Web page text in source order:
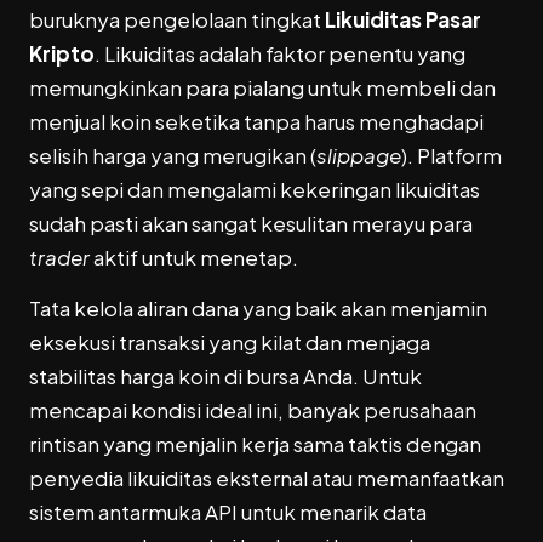
buruknya pengelolaan tingkat Likuiditas Pasar
Kripto. Likuiditas adalah faktor penentu yang
memungkinkan para pialang untuk membeli dan
menjual koin seketika tanpa harus menghadapi
selisih harga yang merugikan (slippage). Platform
yang sepi dan mengalami kekeringan likuiditas
sudah pasti akan sangat kesulitan merayu para
traderaktif untuk menetap.
Tata kelola aliran dana yang baik akan menjamin
eksekusi transaksi yang kilat dan menjaga
stabilitas harga koin di bursa Anda. Untuk
mencapai kondisi ideal ini, banyak perusahaan
rintisan yang menjalin kerja sama taktis dengan
penyedia likuiditas eksternal atau memanfaatkan
sistem antarmuka API untuk menarik data